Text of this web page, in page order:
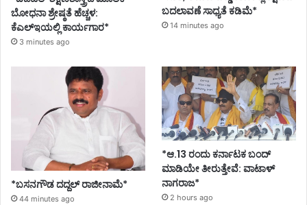
ಬೋಧನಾ ಶ್ರೇಷ್ಠತೆ ಹೆಚ್ಚಳ:
ಕೆಎಲ್ಇಯಲ್ಲಿ ಕಾರ್ಯಗಾರ*
3 minutes ago
ಬದಲಾವಣೆ ಸಾಧ್ಯತೆ ಕಡಿಮೆ*
14 minutes ago
*ಬಸನಗೌಡ ದದ್ದಲ್‌ ರಾಜೀನಾಮೆ*
44 minutes ago
*ಆ.13 ರಂದು ಕರ್ನಾಟಕ ಬಂದ್
ಮಾಡಿಯೇ ತೀರುತ್ತೇವೆ: ವಾಟಾಳ್
ನಾಗರಾಜ*
2 hours ago